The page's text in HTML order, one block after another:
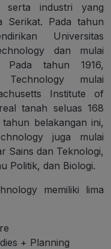
serta industri yang
Serikat. Pada tahun
Universitas
dan mulai
tahun 1916,
mulai
Institute of
tanah seluas 168
belakangan ini,
juga mulai
Sains dan Teknologi,
Politik, dan Biologi.
memiliki lima
+ Planning